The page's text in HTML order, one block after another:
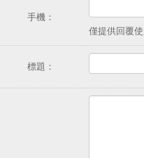
手機：
僅提供回覆
標題：